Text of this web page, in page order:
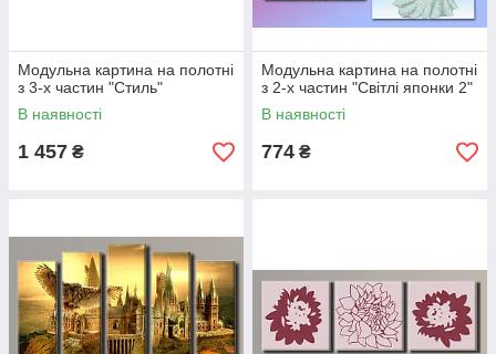
Модульна картина на полотні
з 3-х частин "Стиль"
В наявності
1 457 ₴
Модульна картина на полотні
з 2-х частин "Світлі японки 2"
В наявності
774 ₴